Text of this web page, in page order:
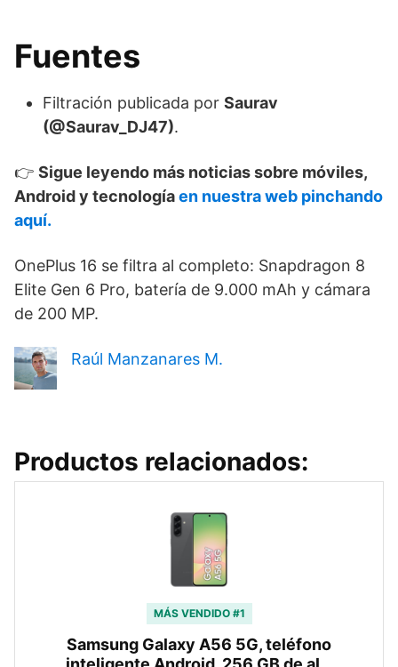
Fuentes
Filtración publicada por Saurav
(@Saurav_DJ47).
👉 Sigue leyendo más noticias sobre móviles,
Android y tecnologíaen nuestra web pinchando
aquí.
OnePlus 16 se filtra al completo: Snapdragon 8
Elite Gen 6 Pro, batería de 9.000 mAh y cámara
de 200 MP.
Raúl Manzanares M.
Productos relacionados:
MÁS VENDIDO #1
Samsung Galaxy A56 5G, teléfono